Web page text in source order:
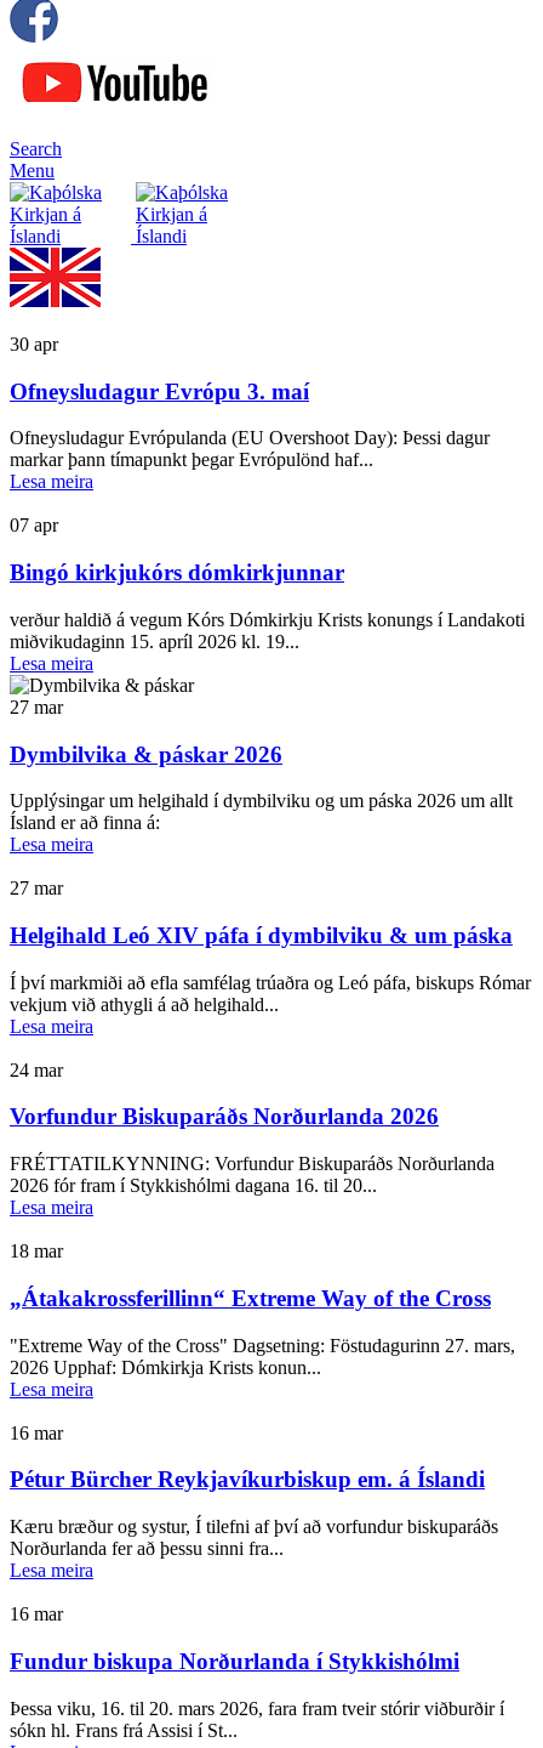
Search
Menu
30 apr
Ofneysludagur Evrópu 3. maí
Ofneysludagur Evrópulanda (EU Overshoot Day): Þessi dagur
markar þann tímapunkt þegar Evrópulönd haf...
Lesa meira
07 apr
Bingó kirkjukórs dómkirkjunnar
verður haldið á vegum Kórs Dómkirkju Krists konungs í Landakoti
miðvikudaginn 15. apríl 2026 kl. 19...
Lesa meira
27 mar
Dymbilvika & páskar 2026
Upplýsingar um helgihald í dymbilviku og um páska 2026 um allt
Ísland er að finna á:
Lesa meira
27 mar
Helgihald Leó XIV páfa í dymbilviku & um páska
Í því markmiði að efla samfélag trúaðra og Leó páfa, biskups Rómar
vekjum við athygli á að helgihald...
Lesa meira
24 mar
Vorfundur Biskuparáðs Norðurlanda 2026
FRÉTTATILKYNNING: Vorfundur Biskuparáðs Norðurlanda
2026 fór fram í Stykkishólmi dagana 16. til 20...
Lesa meira
18 mar
„Átakakrossferillinn“ Extreme Way of the Cross
"Extreme Way of the Cross" Dagsetning: Föstudagurinn 27. mars,
2026 Upphaf: Dómkirkja Krists konun...
Lesa meira
16 mar
Pétur Bürcher Reykjavíkurbiskup em. á Íslandi
Kæru bræður og systur, Í tilefni af því að vorfundur biskuparáðs
Norðurlanda fer að þessu sinni fra...
Lesa meira
16 mar
Fundur biskupa Norðurlanda í Stykkishólmi
Þessa viku, 16. til 20. mars 2026, fara fram tveir stórir viðburðir í
sókn hl. Frans frá Assisi í St...